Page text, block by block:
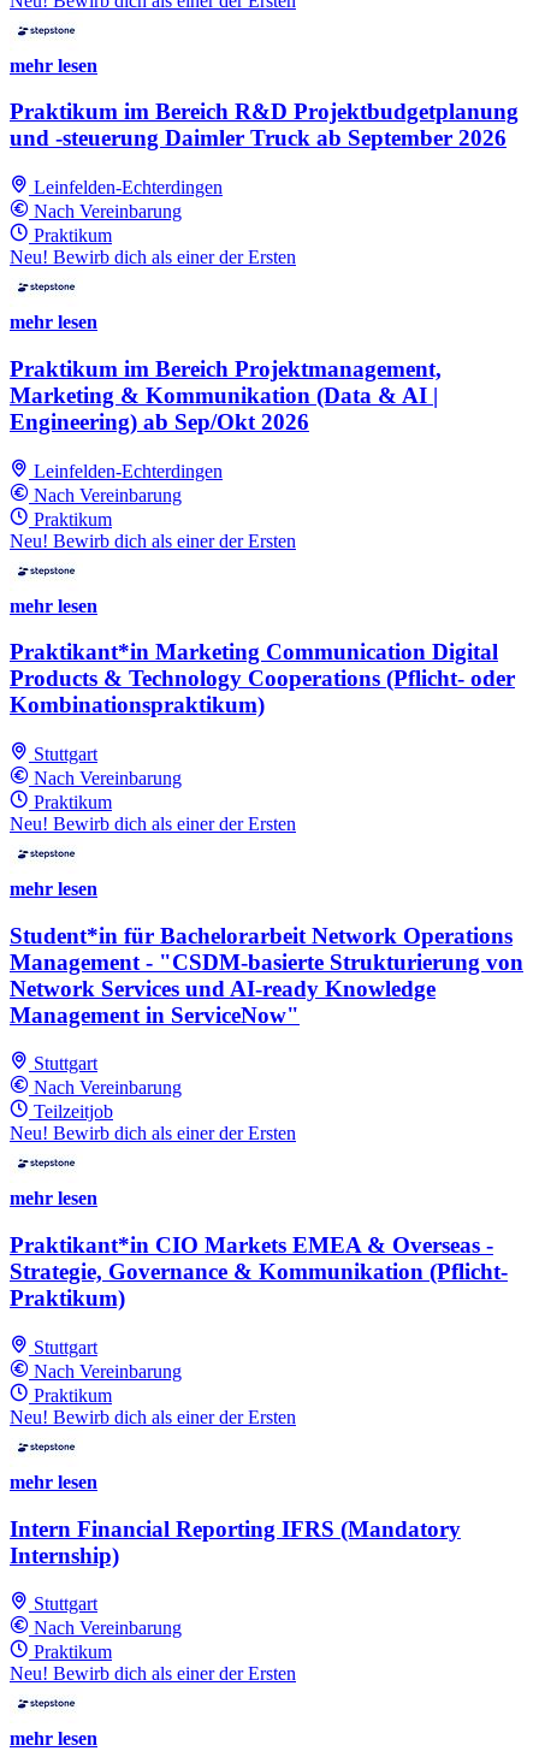
mehr lesen
Praktikum im Bereich R&D Projektbudgetplanung
und -steuerung Daimler Truck ab September 2026
Leinfelden-Echterdingen
Nach Vereinbarung
Praktikum
Neu! Bewirb dich als einer der Ersten
mehr lesen
Praktikum im Bereich Projektmanagement,
Marketing & Kommunikation (Data & AI |
Engineering) ab Sep/Okt 2026
Leinfelden-Echterdingen
Nach Vereinbarung
Praktikum
Neu! Bewirb dich als einer der Ersten
mehr lesen
Praktikant*in Marketing Communication Digital
Products & Technology Cooperations (Pflicht- oder
Kombinationspraktikum)
Stuttgart
Nach Vereinbarung
Praktikum
Neu! Bewirb dich als einer der Ersten
mehr lesen
Student*in für Bachelorarbeit Network Operations
Management - "CSDM-basierte Strukturierung von
Network Services und AI-ready Knowledge
Management in ServiceNow"
Stuttgart
Nach Vereinbarung
Teilzeitjob
Neu! Bewirb dich als einer der Ersten
mehr lesen
Praktikant*in CIO Markets EMEA & Overseas -
Strategie, Governance & Kommunikation (Pflicht-
Praktikum)
Stuttgart
Nach Vereinbarung
Praktikum
Neu! Bewirb dich als einer der Ersten
mehr lesen
Intern Financial Reporting IFRS (Mandatory
Internship)
Stuttgart
Nach Vereinbarung
Praktikum
Neu! Bewirb dich als einer der Ersten
mehr lesen